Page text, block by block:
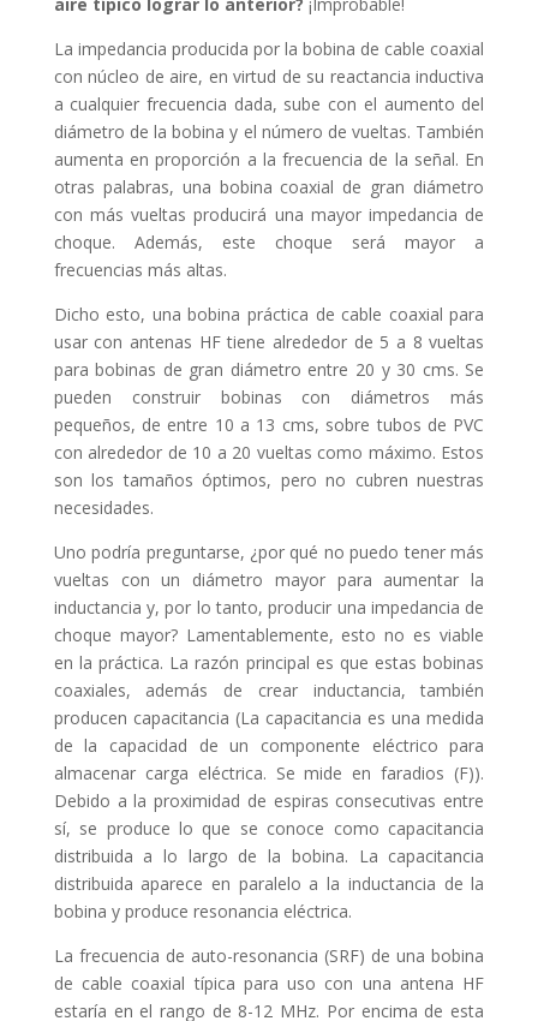
La impedancia producida por la bobina de cable coaxial
con núcleo de aire, en virtud de su reactancia inductiva
a cualquier frecuencia dada, sube con el aumento del
diámetro de la bobina y el número de vueltas. También
aumenta en proporción a la frecuencia de la señal. En
otras palabras, una bobina coaxial de gran diámetro
con más vueltas producirá una mayor impedancia de
choque. Además, este choque será mayor a
frecuencias más altas.
Dicho esto, una bobina práctica de cable coaxial para
usar con antenas HF tiene alrededor de 5 a 8 vueltas
para bobinas de gran diámetro entre 20 y 30 cms. Se
pueden construir bobinas con diámetros más
pequeños, de entre 10 a 13 cms, sobre tubos de PVC
con alrededor de 10 a 20 vueltas como máximo. Estos
son los tamaños óptimos, pero no cubren nuestras
necesidades.
Uno podría preguntarse, ¿por qué no puedo tener más
vueltas con un diámetro mayor para aumentar la
inductancia y, por lo tanto, producir una impedancia de
choque mayor? Lamentablemente, esto no es viable
en la práctica. La razón principal es que estas bobinas
coaxiales, además de crear inductancia, también
producen capacitancia (La capacitancia es una medida
de la capacidad de un componente eléctrico para
almacenar carga eléctrica. Se mide en faradios (F)).
Debido a la proximidad de espiras consecutivas entre
sí, se produce lo que se conoce como capacitancia
distribuida a lo largo de la bobina. La capacitancia
distribuida aparece en paralelo a la inductancia de la
bobina y produce resonancia eléctrica.
La frecuencia de auto-resonancia (SRF) de una bobina
de cable coaxial típica para uso con una antena HF
estaría en el rango de 8-12 MHz. Por encima de esta